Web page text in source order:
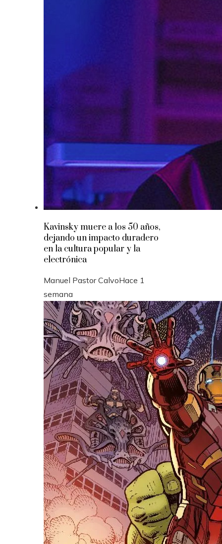
Kavinsky muere a los 50 años,
dejando un impacto duradero
en la cultura popular y la
electrónica
Manuel Pastor CalvoHace 1
semana